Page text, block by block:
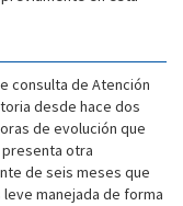
consulta de Atención
desde hace dos
de evolución que
otra
de seis meses que
manejada de forma